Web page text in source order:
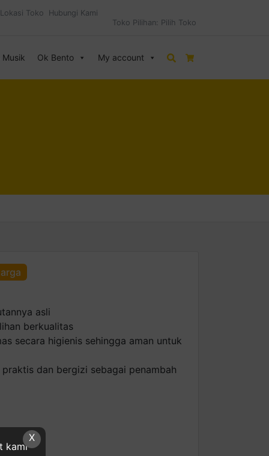
Lokasi Toko
Hubungi Kami
Toko Pilihan: Pilih Toko
Musik Ok Bento My account Search
asli
berkualitas
secara higienis sehingga aman untuk
dan bergizi sebagai penambah
X
kami